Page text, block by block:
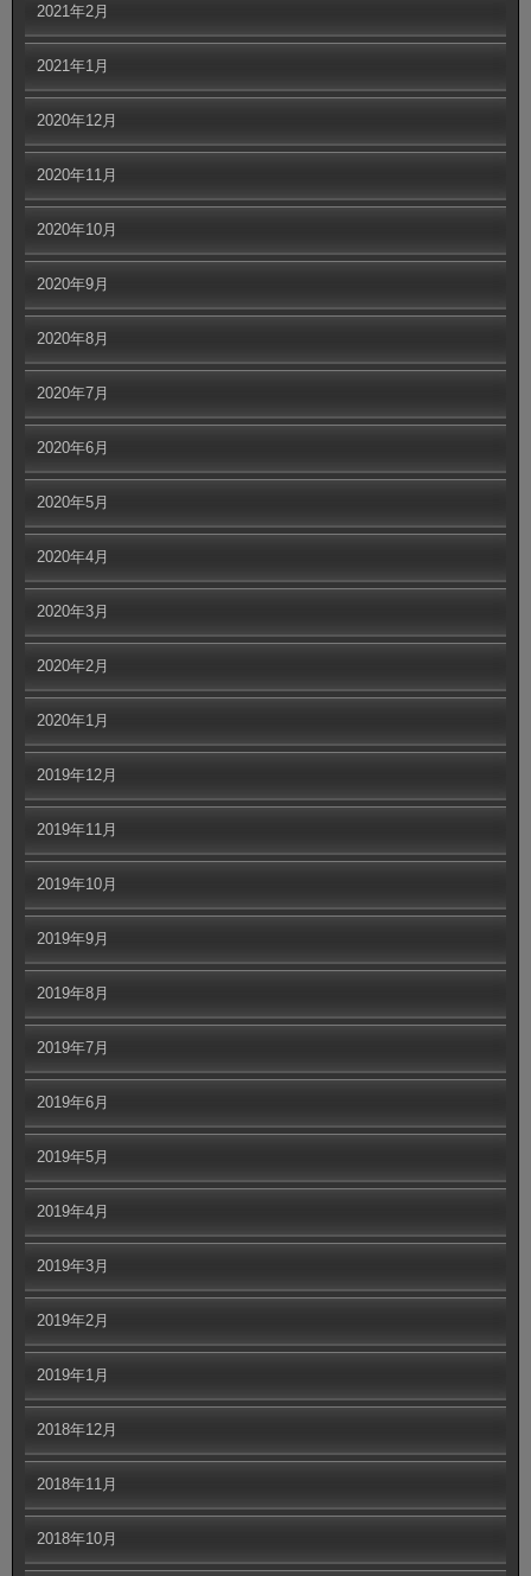
2021年2月
2021年1月
2020年12月
2020年11月
2020年10月
2020年9月
2020年8月
2020年7月
2020年6月
2020年5月
2020年4月
2020年3月
2020年2月
2020年1月
2019年12月
2019年11月
2019年10月
2019年9月
2019年8月
2019年7月
2019年6月
2019年5月
2019年4月
2019年3月
2019年2月
2019年1月
2018年12月
2018年11月
2018年10月